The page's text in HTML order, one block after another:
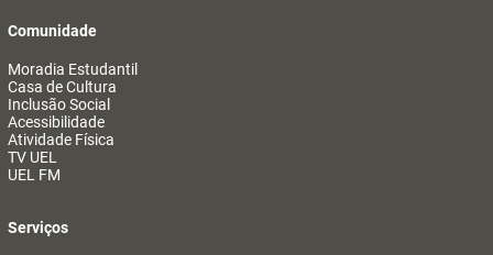
Comunidade
Moradia Estudantil
Casa de Cultura
Inclusão Social
Acessibilidade
Atividade Física
TV UEL
UEL FM
Serviços